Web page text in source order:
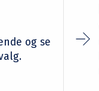
og se